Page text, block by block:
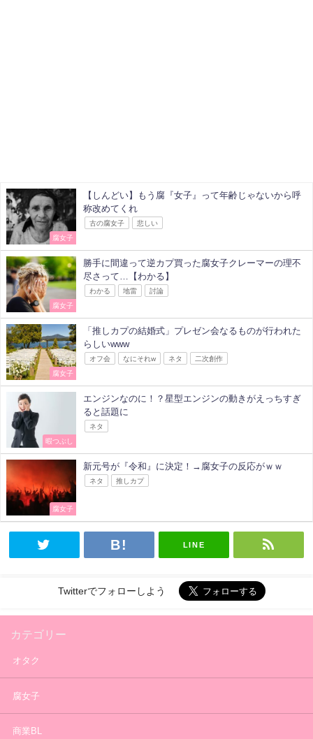
腐女子
【しんどい】もう腐『女子』って年齢じゃないから呼
称改めてくれ
古の腐女子 悲しい
腐女子
勝手に間違って逆カプ買った腐女子クレーマーの理不
尽さって…【わかる】
わかる 地雷 討論
腐女子
「推しカプの結婚式」プレゼン会なるものが行われた
らしいwww
オフ会 なにそれw ネタ 二次創作
暇つぶし
エンジンなのに！？星型エンジンの動きがえっちすぎ
ると話題に
ネタ
腐女子
新元号が『令和』に決定！→腐女子の反応がｗｗ
ネタ 推しカプ
LINE
Twitterでフォローしよう
カテゴリー
オタク
腐女子
商業BL